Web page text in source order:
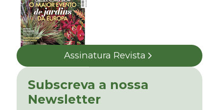
Assinatura Revista
Subscreva a nossa
Newsletter